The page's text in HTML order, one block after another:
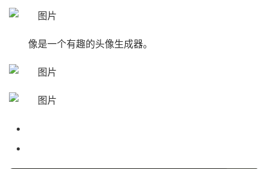
像是一个有趣的头像生成器。